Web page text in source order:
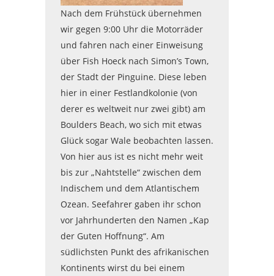
Nach dem Frühstück übernehmen
wir gegen 9:00 Uhr die Motorräder
und fahren nach einer Einweisung
über Fish Hoeck nach Simon’s Town,
der Stadt der Pinguine. Diese leben
hier in einer Festlandkolonie (von
derer es weltweit nur zwei gibt) am
Boulders Beach, wo sich mit etwas
Glück sogar Wale beobachten lassen.
Von hier aus ist es nicht mehr weit
bis zur „Nahtstelle“ zwischen dem
Indischem und dem Atlantischem
Ozean. Seefahrer gaben ihr schon
vor Jahrhunderten den Namen „Kap
der Guten Hoffnung“. Am
südlichsten Punkt des afrikanischen
Kontinents wirst du bei einem